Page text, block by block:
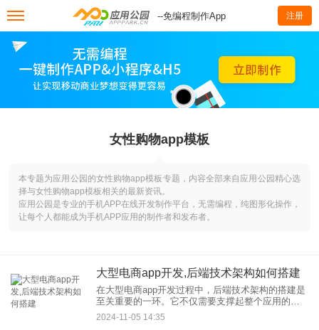
--免编程制作App 注册
女性购物app模板
本专题为应用公园的女性购物app模板专题，内容全部来自应用公园精心选
择与女性购物app模板相关的最新资讯。
应用公园是专业的手机APP在线开发制作平台，无需编程，纯图形化操作，
让每个人都能成为手机APP应用的制作者和发布者。
大型电商app开发,后端技术架构如何搭建‌
在大型电商app开发过程中，后端技术架构的搭建是
至关重要的一环。它不仅需要支撑起整个应用的数
据处理、业务逻辑和用户交互，还要确保系统的高
可用性、可扩展性和安全性。本文将从技术选型、
2024-11-05 14:35